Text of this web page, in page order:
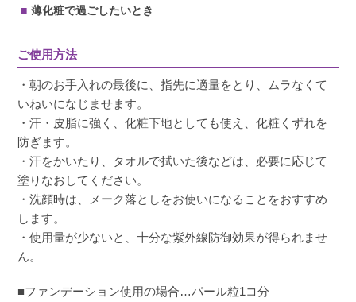
薄化粧で過ごしたいとき
ご使用方法
・朝のお手入れの最後に、指先に適量をとり、ムラなくて
いねいになじませます。
・汗・皮脂に強く、化粧下地としても使え、化粧くずれを
防ぎます。
・汗をかいたり、タオルで拭いた後などは、必要に応じて
塗りなおしてください。
・洗顔時は、メーク落としをお使いになることをおすすめ
します。
・使用量が少ないと、十分な紫外線防御効果が得られませ
ん。
■ファンデーション使用の場合…パール粒1コ分